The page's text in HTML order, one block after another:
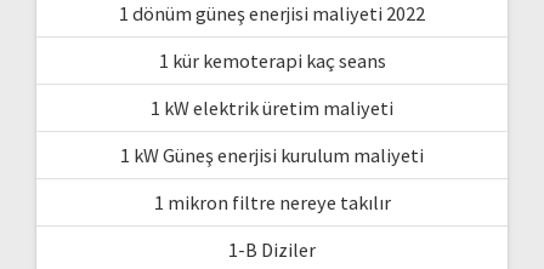
1 dönüm güneş enerjisi maliyeti 2022
1 kür kemoterapi kaç seans
1 kW elektrik üretim maliyeti
1 kW Güneş enerjisi kurulum maliyeti
1 mikron filtre nereye takılır
1-B Diziler